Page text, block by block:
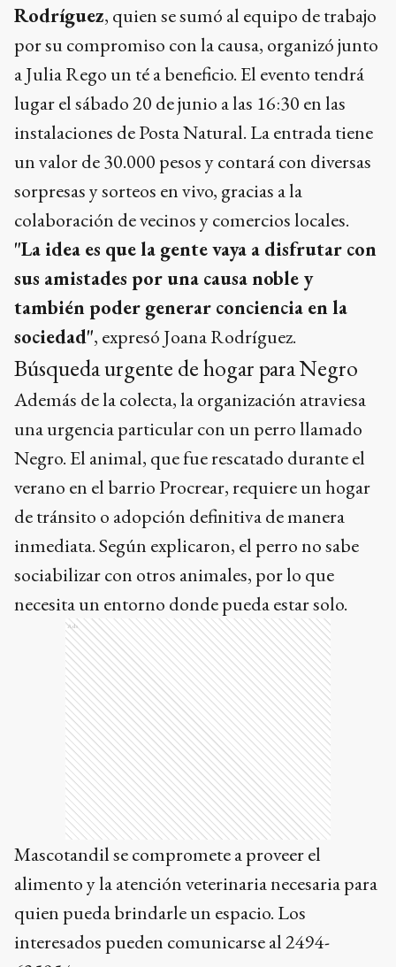
Rodríguez, quien se sumó al equipo de trabajo
por su compromiso con la causa, organizó junto
a Julia Rego un té a beneficio. El evento tendrá
lugar el sábado 20 de junio a las 16:30 en las
instalaciones de Posta Natural. La entrada tiene
un valor de 30.000 pesos y contará con diversas
sorpresas y sorteos en vivo, gracias a la
colaboración de vecinos y comercios locales.
"La idea es que la gente vaya a disfrutar con
sus amistades por una causa noble y
también poder generar conciencia en la
sociedad", expresó Joana Rodríguez.
Búsqueda urgente de hogar para Negro
Además de la colecta, la organización atraviesa
una urgencia particular con un perro llamado
Negro. El animal, que fue rescatado durante el
verano en el barrio Procrear, requiere un hogar
de tránsito o adopción definitiva de manera
inmediata. Según explicaron, el perro no sabe
sociabilizar con otros animales, por lo que
necesita un entorno donde pueda estar solo.
Ads
Mascotandil se compromete a proveer el
alimento y la atención veterinaria necesaria para
quien pueda brindarle un espacio. Los
interesados pueden comunicarse al 2494-